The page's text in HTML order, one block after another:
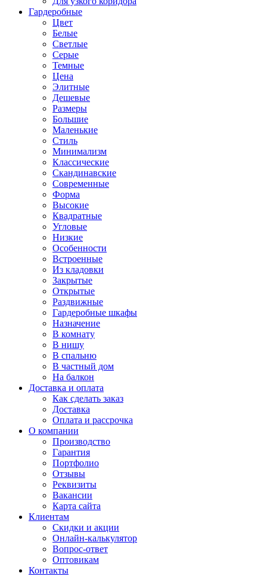
Гардеробные
Цвет
Белые
Светлые
Серые
Темные
Цена
Элитные
Дешевые
Размеры
Большие
Маленькие
Стиль
Минимализм
Классические
Скандинавские
Современные
Форма
Высокие
Квадратные
Угловые
Низкие
Особенности
Встроенные
Из кладовки
Закрытые
Открытые
Раздвижные
Гардеробные шкафы
Назначение
В комнату
В нишу
В спальню
В частный дом
На балкон
Доставка и оплата
Как сделать заказ
Доставка
Оплата и рассрочка
О компании
Производство
Гарантия
Портфолио
Отзывы
Реквизиты
Вакансии
Карта сайта
Клиентам
Скидки и акции
Онлайн-калькулятор
Вопрос-ответ
Оптовикам
Контакты